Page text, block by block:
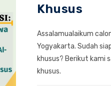
Khusus
Assalamualaikum
Yogyakarta. Sudah
khusus? Berikut kami
khusus.